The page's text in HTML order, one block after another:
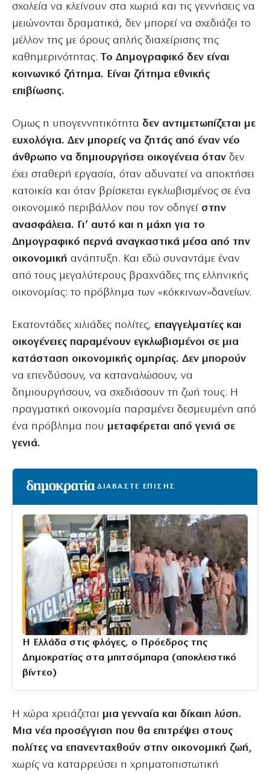
σχολεία να κλείνουν στα χωριά και τις γεννήσεις να
μειώνονται δραματικά, δεν μπορεί να σχεδιάζει το
μέλλον της με όρους απλής διαχείρισης της
καθημερινότητας. Το Δημογραφικό δεν είναι
κοινωνικό ζήτημα. Είναι ζήτημα εθνικής
επιβίωσης.
Ομως η υπογεννητικότητα δεν αντιμετωπίζεται με
ευχολόγια. Δεν μπορείς να ζητάς από έναν νέο
άνθρωπο να δημιουργήσει οικογένεια όταν δεν
έχει σταθερή εργασία, όταν αδυνατεί να αποκτήσει
κατοικία και όταν βρίσκεται εγκλωβισμένος σε ένα
οικονομικό περιβάλλον που τον οδηγεί στην
ανασφάλεια. Γι’ αυτό και η μάχη για το
Δημογραφικό περνά αναγκαστικά μέσα από την
οικονομική ανάπτυξη. Και εδώ συναντάμε έναν
από τους μεγαλύτερους βραχνάδες της ελληνικής
οικονομίας: το πρόβλημα των «κόκκινων»δανείων.
Εκατοντάδες χιλιάδες πολίτες, επαγγελματίες και
οικογένειες παραμένουν εγκλωβισμένοι σε μια
κατάσταση οικονομικής ομηρίας. Δεν μπορούν
να επενδύσουν, να καταναλώσουν, να
δημιουργήσουν, να σχεδιάσουν τη ζωή τους. Η
πραγματική οικονομία παραμένει δεσμευμένη από
ένα πρόβλημα που μεταφέρεται από γενιά σε
γενιά.
ΔΙΑΒΑΣΤΕ ΕΠΙΣΗΣ
Η Ελλάδα στις φλόγες, ο Πρόεδρος της
Δημοκρατίας στα μπιτσόμπαρα (αποκλειστικό
βίντεο)
Η χώρα χρειάζεται μια γενναία και δίκαιη λύση.
Μια νέα προσέγγιση που θα επιτρέψει στους
πολίτες να επανενταχθούν στην οικονομική ζωή,
χωρίς να καταρρεύσει η χρηματοπιστωτική